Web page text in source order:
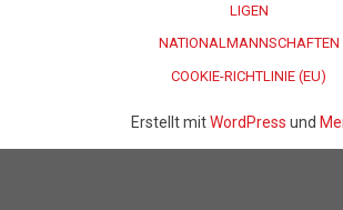
LIGEN
NATIONALMANNSCHAFTEN
COOKIE-RICHTLINIE (EU)
Erstellt mitWordPress und